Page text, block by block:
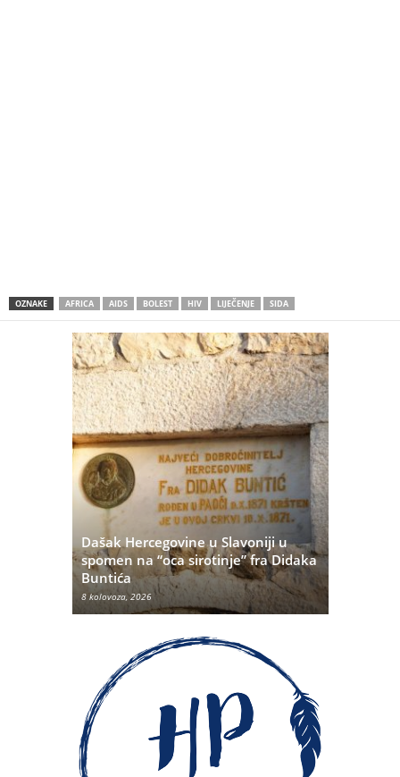
OZNAKE AFRICA AIDS BOLEST HIV LIJEČENJE SIDA
Dašak Hercegovine u Slavoniji u
spomen na “oca sirotinje” fra Didaka
Buntića
8 kolovoza, 2026